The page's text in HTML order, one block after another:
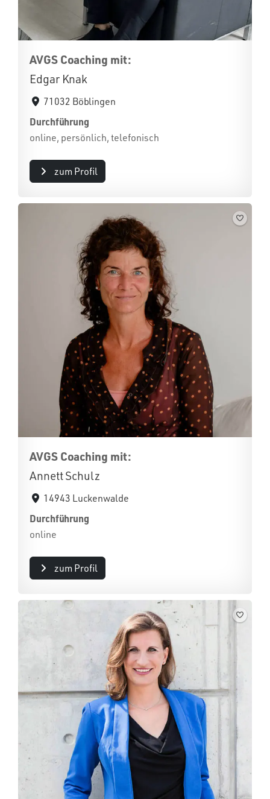
AVGS Coaching mit:
Edgar Knak
71032 Böblingen
Durchführung
online, persönlich, telefonisch
zum Profil
AVGS Coaching mit:
Annett Schulz
14943 Luckenwalde
Durchführung
online
zum Profil